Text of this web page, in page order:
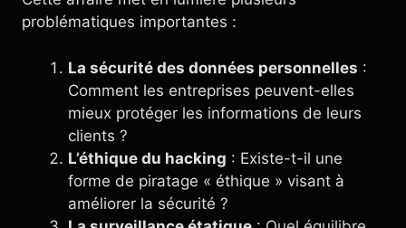
problématiques importantes :
La sécurité des données personnelles :
Comment les entreprises peuvent-elles
mieux protéger les informations de leurs
clients ?
L’éthique du hacking : Existe-t-il une
forme de piratage « éthique » visant à
améliorer la sécurité ?